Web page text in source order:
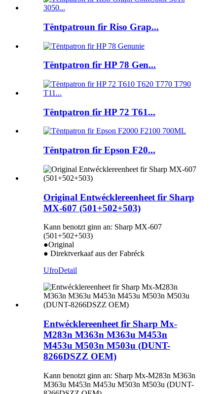
Tëntpatroun fir Riso Grap...
Tëntpatron fir HP 78 Gen...
Tëntpatron fir HP 72 T61...
Tëntpatron fir Epson F20...
Original Entwécklereenheet fir Sharp
MX-607 (501+502+503)
Kann benotzt ginn an: Sharp MX-607
(501+502+503)
●Original
● Direktverkaaf aus der Fabréck
UfroDetail
Entwécklereenheet fir Sharp Mx-
M283n M363n M363u M453n
M453u M503n M503u (DUNT-
8266DSZZ OEM)
Kann benotzt ginn an: Sharp Mx-M283n M363n
M363u M453n M453u M503n M503u (DUNT-